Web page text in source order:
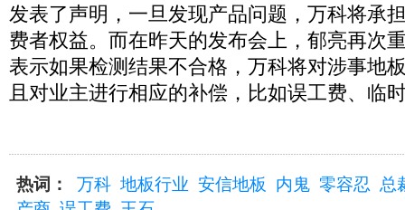
发表了声明，一旦发现产品问题，万科将承
费者权益。而在昨天的发布会上，郁亮再次
表示如果检测结果不合格，万科将对涉事地
且对业主进行相应的补偿，比如误工费、临
热词： 万科 地板行业 安信地板 内鬼 零容忍
总